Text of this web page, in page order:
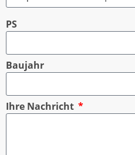
PS
Baujahr
Ihre Nachricht